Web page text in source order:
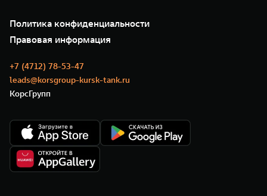
Сервис
Нулевое ТО
Моторные масла
35 лет GWM
GWM ТЕХ ДЕНЬ
Новости
Политика конфиденциальности
Правовая информация
+7 (4712) 78-53-47
leads@korsgroup-kursk-tank.ru
КорсГрупп